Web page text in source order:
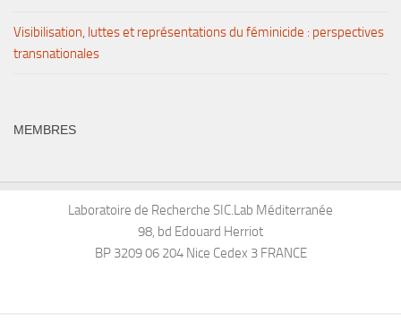
Visibilisation, luttes et représentations du féminicide : perspectives
transnationales
MEMBRES
Laboratoire de Recherche SIC.Lab Méditerranée
98, bd Edouard Herriot
BP 3209 06 204 Nice Cedex 3 FRANCE